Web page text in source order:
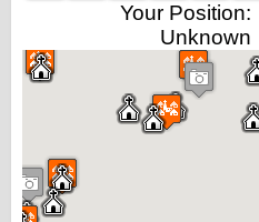
Your Position:
Unknown